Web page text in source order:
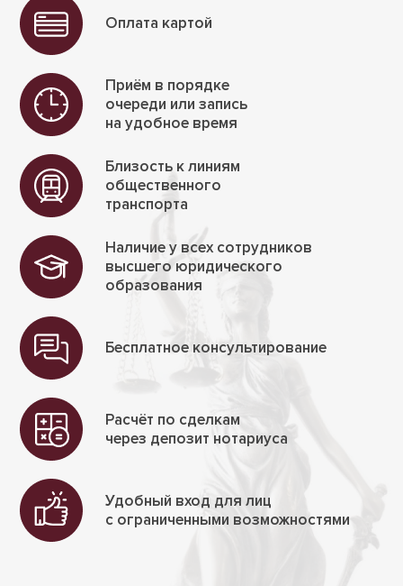
Оплата картой
Приём в порядке
очереди или запись
на удобное время
Близость к линиям
обществен­ного
транспорта
Наличие у всех сотрудников
высшего юриди­ческого
образования
Бесплатное консульти­рование
Расчёт по сделкам
через депозит нотариуса
Удобный вход для лиц
с ограничен­ными возмож­ностями